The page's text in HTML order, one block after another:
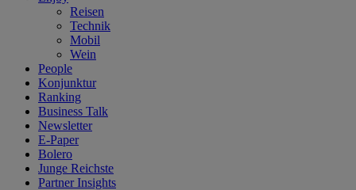
Reisen
Technik
Mobil
Wein
People
Konjunktur
Ranking
Business Talk
Newsletter
E-Paper
Bolero
Junge Reichste
Partner Insights